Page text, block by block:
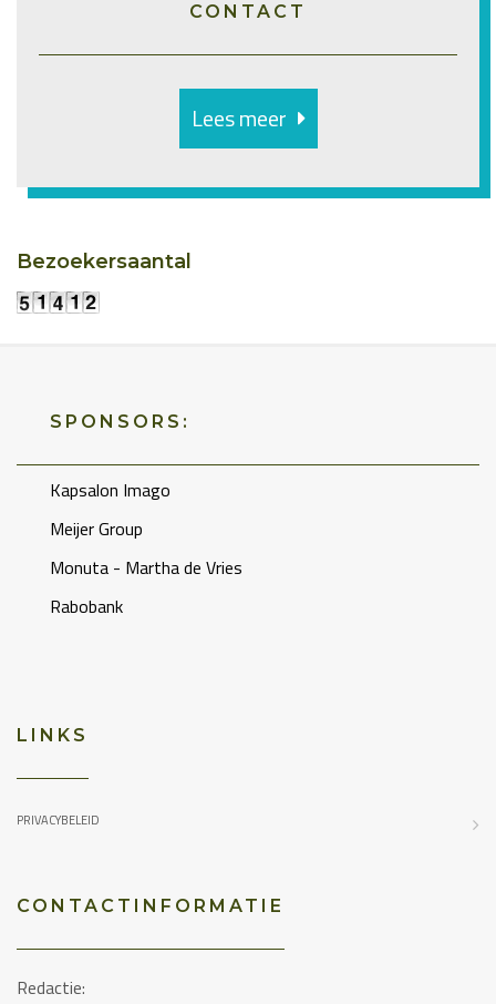
CONTACT
Lees meer
Bezoekersaantal
SPONSORS:
Kapsalon Imago
Meijer Group
Monuta - Martha de Vries
Rabobank
LINKS
PRIVACYBELEID
CONTACTINFORMATIE
Redactie: